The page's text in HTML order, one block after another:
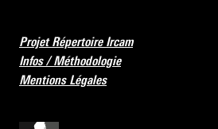
Projet Répertoire Ircam
Infos / Méthodologie
Mentions Légales